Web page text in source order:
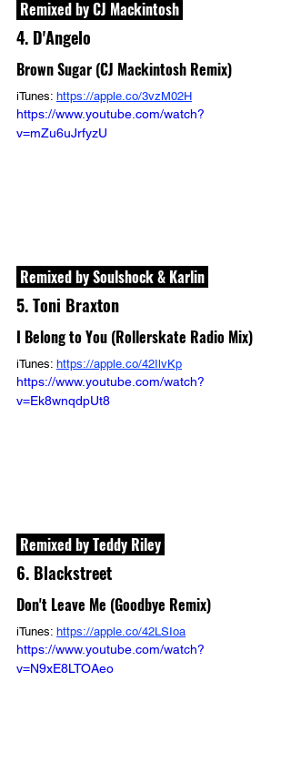
Remixed by CJ Mackintosh
4. D'Angelo
Brown Sugar (CJ Mackintosh Remix)
iTunes: https://apple.co/3vzM02H
https://www.youtube.com/watch?
v=mZu6uJrfyzU
Remixed by Soulshock & Karlin
5. Toni Braxton
I Belong to You (Rollerskate Radio Mix)
iTunes: https://apple.co/42IlvKp
https://www.youtube.com/watch?
v=Ek8wnqdpUt8
Remixed by Teddy Riley
6. Blackstreet
Don't Leave Me (Goodbye Remix)
iTunes: https://apple.co/42LSIoa
https://www.youtube.com/watch?
v=N9xE8LTOAeo